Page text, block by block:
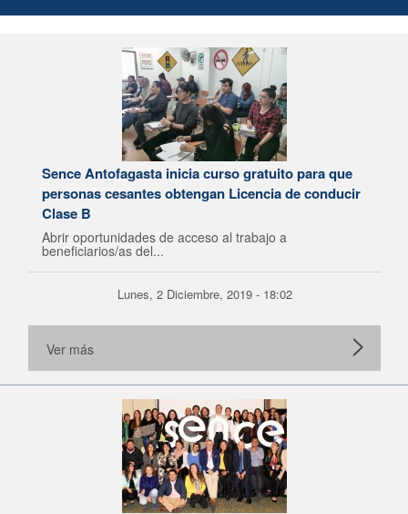
Sence Antofagasta inicia curso gratuito para que
personas cesantes obtengan Licencia de conducir
Clase B
Abrir oportunidades de acceso al trabajo a
beneficiarios/as del...
Lunes, 2 Diciembre, 2019 - 18:02
Ver más